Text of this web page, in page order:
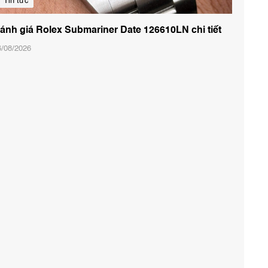
giá Rolex Submariner Date 126610LN chi tiết
08/2026